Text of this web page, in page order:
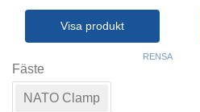
till
549 kr
Visa produkt
här
produkten
har
Fäste
NATO Clamp
RENSA